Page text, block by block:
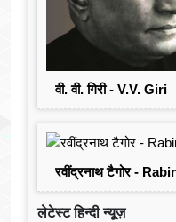
वी. वी. गिरी - V.V. Giri
रवींद्रनाथ टैगोर -
लेटेस्ट हिन्दी न्यूज़